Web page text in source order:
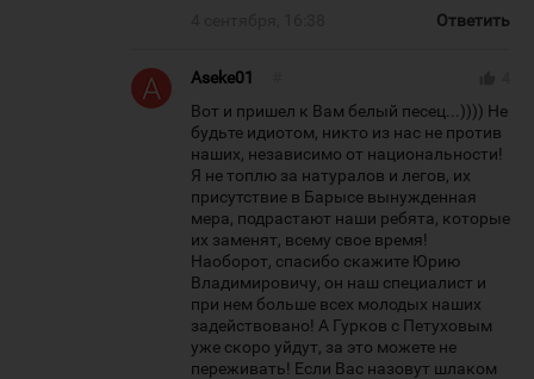
Ответить
Aseke01
Вот и пришел к Вам белый песец...)))) Не
будьте идиотом, никто из нас не против
наших, независимо от национальности!
Я не топлю за натуралов и легов, их
присутствие в Барысе вынужденная
мера, подрастают наши ребята, которые
их заменят, всему свое время!
Наоборот, спасибо скажите Юрию
Владимировичу, он наш специалист и
при нем больше всех молодых наших
задействовано! А Гурков с Петуховым
уже скоро уйдут, за это можете не
переживать! Если Вас назовут шлаком